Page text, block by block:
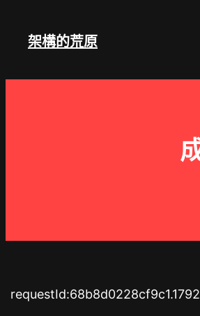
架構的荒原